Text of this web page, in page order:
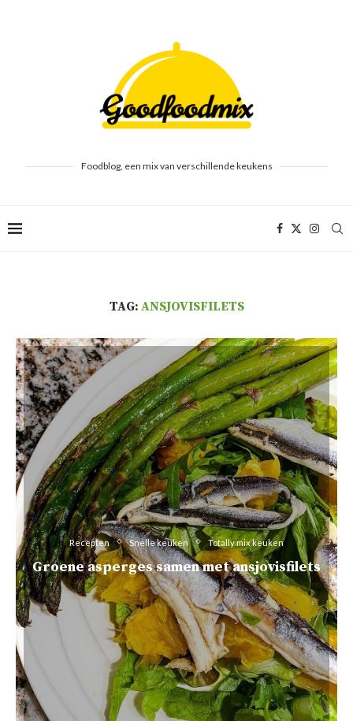
Foodblog, een mix van verschillende keukens
TAG: ANSJOVISFILETS
Recepten Snelle keuken Totally mix keuken
Groene asperges samen met ansjovisfilets